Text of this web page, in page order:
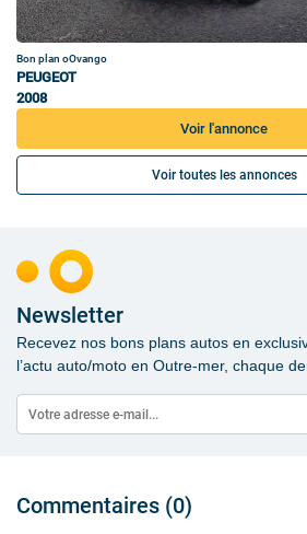
Bon plan oOvango
PEUGEOT
2008
Voir l'annonce
Voir toutes les annonces
Newsletter
Recevez nos bons plans autos en
l’actu auto/moto en Outre-mer, chaque
Commentaires (0)